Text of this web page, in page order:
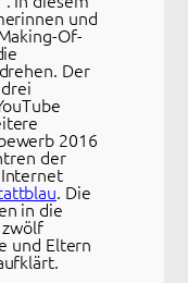
und
Of-
Der
2016
der
. Die
in die
zwölf
und Eltern